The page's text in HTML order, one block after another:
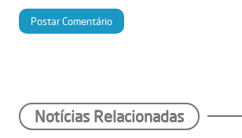
Notícias Relacionadas